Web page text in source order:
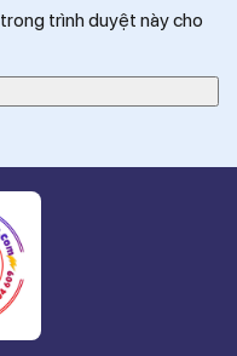
trình duyệt này cho